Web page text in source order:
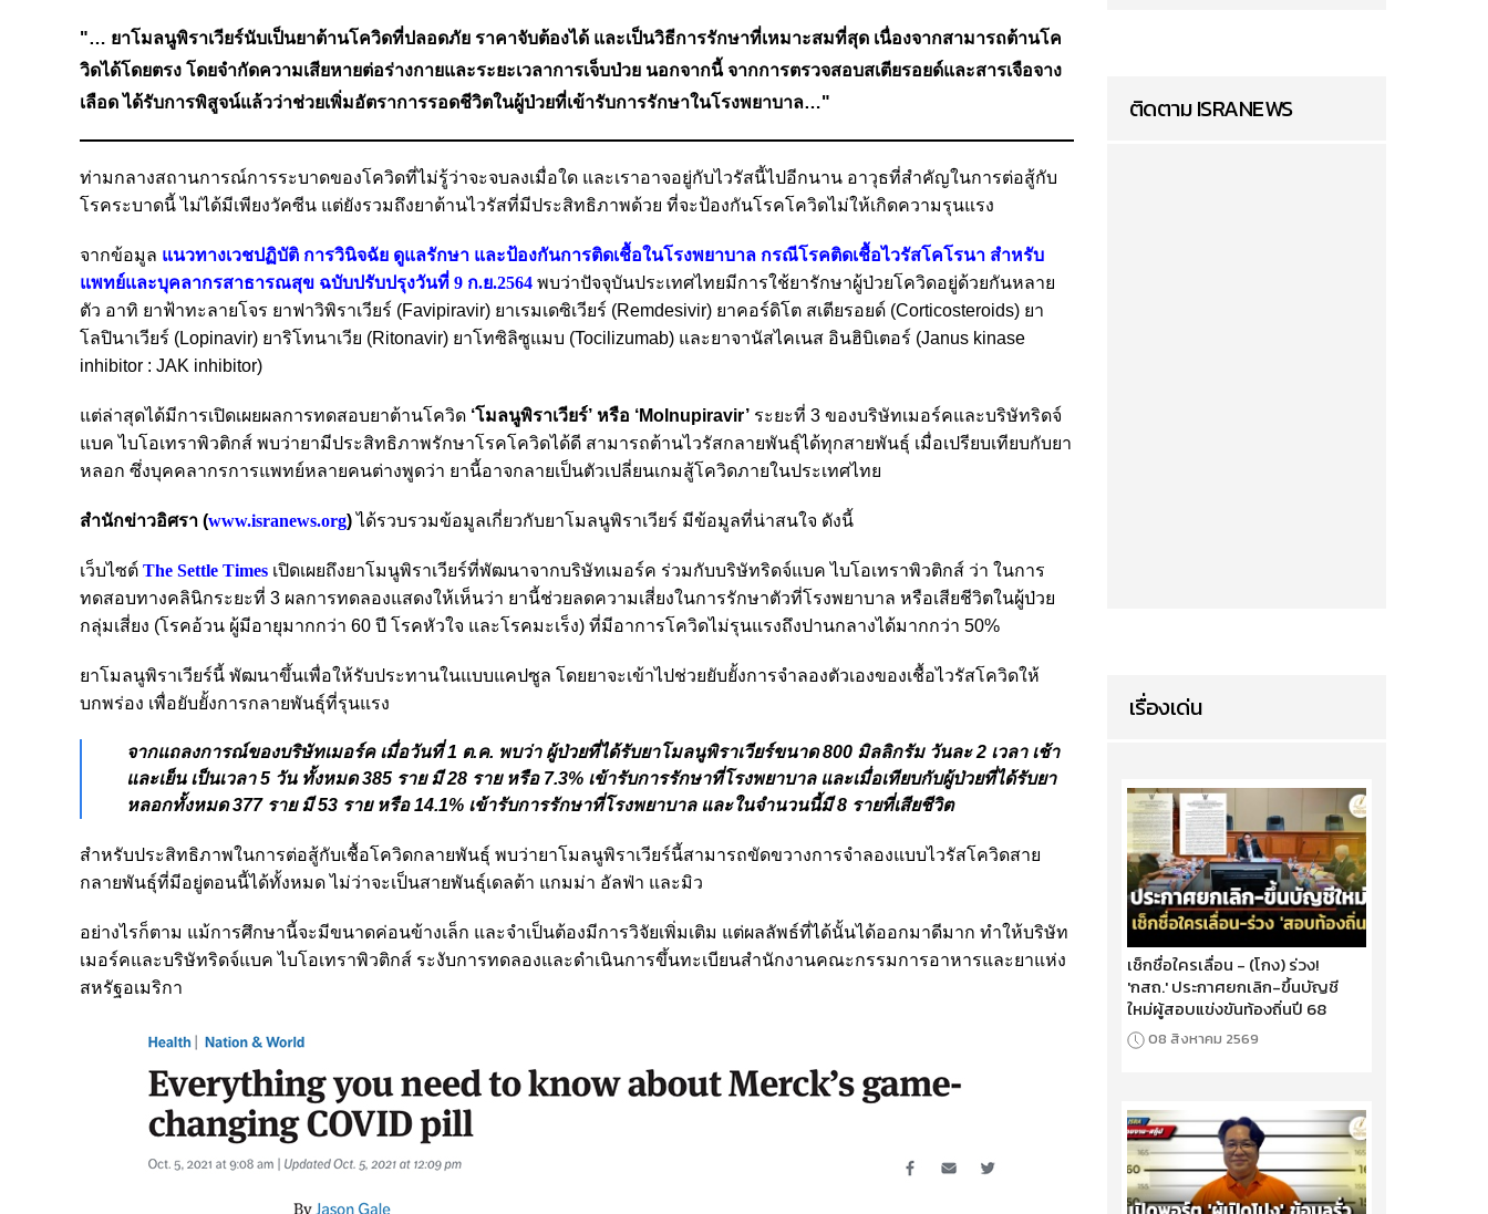
"… ยาโมลนูพิราเวียร์นับเป็นยาต้านโควิดที่ปลอดภัย ราคาจับต้องได้ และเป็นวิธีการรักษาที่เหมาะสมที่สุด เนื่องจากสามารถต้านโค
วิดได้โดยตรง โดยจำกัดความเสียหายต่อร่างกายและระยะเวลาการเจ็บป่วย นอกจากนี้ จากการตรวจสอบสเตียรอยด์และสารเจือจาง
เลือด ได้รับการพิสูจน์แล้วว่าช่วยเพิ่มอัตราการรอดชีวิตในผู้ป่วยที่เข้ารับการรักษาในโรงพยาบาล…"
ท่ามกลางสถานการณ์การระบาดของโควิดที่ไม่รู้ว่าจะจบลงเมื่อใด และเราอาจอยู่กับไวรัสนี้ไปอีกนาน อาวุธที่สำคัญในการต่อสู้กับ
โรคระบาดนี้ ไม่ได้มีเพียงวัคซีน แต่ยังรวมถึงยาต้านไวรัสที่มีประสิทธิภาพด้วย ที่จะป้องกันโรคโควิดไม่ให้เกิดความรุนแรง
จากข้อมูล แนวทางเวชปฏิบัติ การวินิจฉัย ดูแลรักษา และป้องกันการติดเชื้อในโรงพยาบาล กรณีโรคติดเชื้อไวรัสโคโรนา สำหรับ
แพทย์และบุคลากรสาธารณสุข ฉบับปรับปรุงวันที่ 9 ก.ย.2564 พบว่าปัจจุบันประเทศไทยมีการใช้ยารักษาผู้ป่วยโควิดอยู่ด้วยกันหลาย
ตัว อาทิ ยาฟ้าทะลายโจร ยาฟาวิพิราเวียร์ (Favipiravir) ยาเรมเดซิเวียร์ (Remdesivir) ยาคอร์ดิโต สเตียรอยด์ (Corticosteroids) ยา
โลปินาเวียร์ (Lopinavir) ยาริโทนาเวีย (Ritonavir) ยาโทซิลิซูแมบ (Tocilizumab) และยาจานัสไคเนส อินฮิบิเตอร์ (Janus kinase
inhibitor : JAK inhibitor)
แต่ล่าสุดได้มีการเปิดเผยผลการทดสอบยาต้านโควิด ‘โมลนูพิราเวียร์’ หรือ ‘Molnupiravir’ ระยะที่ 3 ของบริษัทเมอร์คและบริษัทริดจ์
แบค ไบโอเทราพิวติกส์ พบว่ายามีประสิทธิภาพรักษาโรคโควิดได้ดี สามารถต้านไวรัสกลายพันธุ์ได้ทุกสายพันธุ์ เมื่อเปรียบเทียบกับยา
หลอก ซึ่งบุคคลากรการแพทย์หลายคนต่างพูดว่า ยานี้อาจกลายเป็นตัวเปลี่ยนเกมสู้โควิดภายในประเทศไทย
สำนักข่าวอิศรา (www.isranews.org)ได้รวบรวมข้อมูลเกี่ยวกับยาโมลนูพิราเวียร์ มีข้อมูลที่น่าสนใจ ดังนี้
เว็บไซต์ The Settle Times เปิดเผยถึงยาโมนูพิราเวียร์ที่พัฒนาจากบริษัทเมอร์ค ร่วมกับบริษัทริดจ์แบค ไบโอเทราพิวติกส์ ว่า ในการ
ทดสอบทางคลินิกระยะที่ 3 ผลการทดลองแสดงให้เห็นว่า ยานี้ช่วยลดความเสี่ยงในการรักษาตัวที่โรงพยาบาล หรือเสียชีวิตในผู้ป่วย
กลุ่มเสี่ยง (โรคอ้วน ผู้มีอายุมากกว่า 60 ปี โรคหัวใจ และโรคมะเร็ง) ที่มีอาการโควิดไม่รุนแรงถึงปานกลางได้มากกว่า 50%
ยาโมลนูพิราเวียร์นี้ พัฒนาขึ้นเพื่อให้รับประทานในแบบแคปซูล โดยยาจะเข้าไปช่วยยับยั้งการจำลองตัวเองของเชื้อไวรัสโควิดให้
บกพร่อง เพื่อยับยั้งการกลายพันธุ์ที่รุนแรง
จากแถลงการณ์ของบริษัทเมอร์ค เมื่อวันที่ 1 ต.ค. พบว่า ผู้ป่วยที่ได้รับยาโมลนูพิราเวียร์ขนาด 800 มิลลิกรัม วันละ 2 เวลา เช้า
และเย็น เป็นเวลา 5 วัน ทั้งหมด 385 ราย มี 28 ราย หรือ 7.3% เข้ารับการรักษาที่โรงพยาบาล และเมื่อเทียบกับผู้ป่วยที่ได้รับยา
หลอกทั้งหมด 377 ราย มี 53 ราย หรือ 14.1% เข้ารับการรักษาที่โรงพยาบาล และในจำนวนนี้มี 8 รายที่เสียชีวิต
สำหรับประสิทธิภาพในการต่อสู้กับเชื้อโควิดกลายพันธุ์ พบว่ายาโมลนูพิราเวียร์นี้สามารถขัดขวางการจำลองแบบไวรัสโควิดสาย
กลายพันธุ์ที่มีอยู่ตอนนี้ได้ทั้งหมด ไม่ว่าจะเป็นสายพันธุ์เดลต้า แกมม่า อัลฟ่า และมิว
อย่างไรก็ตาม แม้การศึกษานี้จะมีขนาดค่อนข้างเล็ก และจำเป็นต้องมีการวิจัยเพิ่มเติม แต่ผลลัพธ์ที่ได้นั้นได้ออกมาดีมาก ทำให้บริษัท
เมอร์คและบริษัทริดจ์แบค ไบโอเทราพิวติกส์ ระงับการทดลองและดำเนินการขึ้นทะเบียนสำนักงานคณะกรรมการอาหารและยาแห่ง
สหรัฐอเมริกา
ติดตาม ISRANEWS
เรื่องเด่น
เช็กชื่อใครเลื่อน - (โกง) ร่วง!
'กสถ.' ประกาศยกเลิก-ขึ้นบัญชี
ใหม่ผู้สอบแข่งขันท้องถิ่นปี 68
08 สิงหาคม 2569